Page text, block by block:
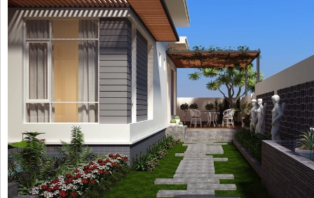
BIỆT THỰ VƯỜN CHỊ